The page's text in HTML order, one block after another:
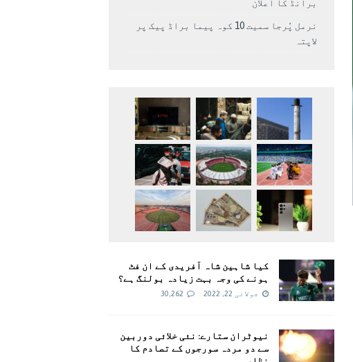
برانڈ کا اعلان
نرمل پُرجا سمیت 10 کوہ پیما براڈ پیک پر
لاپتہ
کیا شاہین شاہ آفریدی کے ان فٹ
ہونے کی وجہ بہت زیادہ بولنگ ہے؟
جولائی 22, 2022 30,262
نیوٹران ستارے: نئی خلائی دوربین
سے دو مردہ سورجوں کے تصادم کا